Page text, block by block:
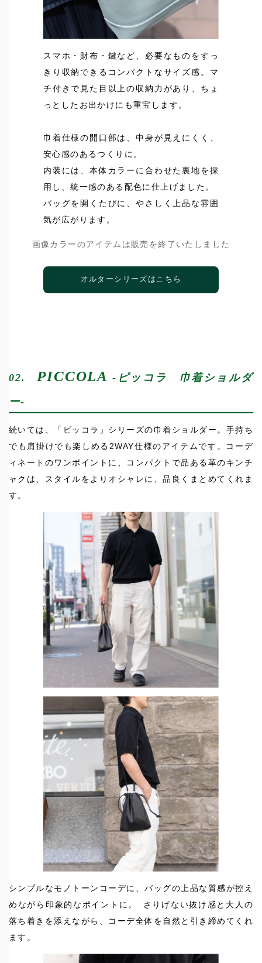
スマホ・財布・鍵など、必要なものをすっ
きり収納できるコンパクトなサイズ感。マ
チ付きで見た目以上の収納力があり、ちょ
っとしたお出かけにも重宝します。
巾着仕様の開口部は、中身が見えにくく、
安心感のあるつくりに。
内装には、本体カラーに合わせた裏地を採
用し、統一感のある配色に仕上げました。
バッグを開くたびに、やさしく上品な雰囲
気が広がります。
画像カラーのアイテムは販売を終了いたしました
オルターシリーズはこちら
02.PICCOLA -ピッコラ 巾着ショルダ
ー-
続いては、「ピッコラ」シリーズの巾着ショルダー。手持ち
でも肩掛けでも楽しめる2WAY仕様のアイテムです。コーデ
ィネートのワンポイントに、コンパクトで品ある革のキンチ
ャクは、スタイルをよりオシャレに、品良くまとめてくれま
す。
シンプルなモノトーンコーデに、バッグの上品な質感が控え
めながら印象的なポイントに。 さりげない抜け感と大人の
落ち着きを添えながら、コーデ全体を自然と引き締めてくれ
ます。